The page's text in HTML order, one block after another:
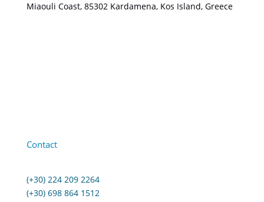
Miaouli Coast, 85302 Kardamena, Kos Island, Greece
Contact
(+30) 224 209 2264
(+30) 698 864 1512